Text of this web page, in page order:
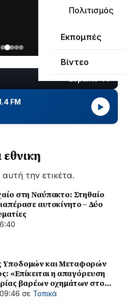
Πολιτισμός
Εκπομπές
Βίντεο
FM
▶
την ετικέτα.
στη Ναύπακτο: Στηθαίο
αυτοκίνητο – Δύο
Υποδομών και Μεταφορών
«Επίκειται η απαγόρευση
βαρέων οχημάτων στο
του Πάτρα – Πύργος»
σε Τοπικά